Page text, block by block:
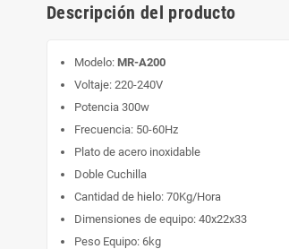
Descripción del producto
Modelo: MR-A200
Voltaje: 220-240V
Potencia 300w
Frecuencia: 50-60Hz
Plato de acero inoxidable
Doble Cuchilla
Cantidad de hielo: 70Kg/Hora
Dimensiones de equipo: 40x22x33
Peso Equipo: 6kg